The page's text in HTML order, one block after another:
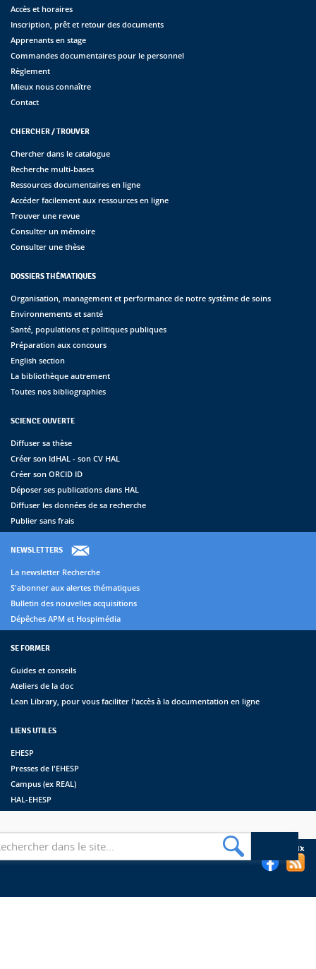
Accès et horaires
Inscription, prêt et retour des documents
Apprenants en stage
Commandes documentaires pour le personnel
Règlement
Mieux nous connaître
Contact
CHERCHER / TROUVER
Chercher dans le catalogue
Recherche multi-bases
Ressources documentaires en ligne
Accéder facilement aux ressources en ligne
Trouver une revue
Consulter un mémoire
Consulter une thèse
DOSSIERS THÉMATIQUES
Organisation, management et performance de notre système de soins
Environnements et santé
Santé, populations et politiques publiques
Préparation aux concours
English section
La bibliothèque autrement
Toutes nos bibliographies
SCIENCE OUVERTE
Diffuser sa thèse
Créer son IdHAL - son CV HAL
Créer son ORCID ID
Déposer ses publications dans HAL
Diffuser les données de sa recherche
Publier sans frais
NEWSLETTERS
La newsletter Recherche
S'abonner aux alertes thématiques
Bulletin des nouvelles acquisitions
Dépêches APM et Hospimédia
SE FORMER
Guides et conseils
Ateliers de la doc
Lean Library, pour vous faciliter l'accès à la documentation en ligne
LIENS UTILES
EHESP
Presses de l'EHESP
Campus (ex REAL)
HAL-EHESP
Suivez les bibliothèques de l'EHESP sur les réseaux sociaux